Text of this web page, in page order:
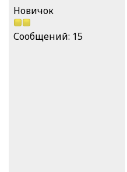
Новичок
Сообщений: 15